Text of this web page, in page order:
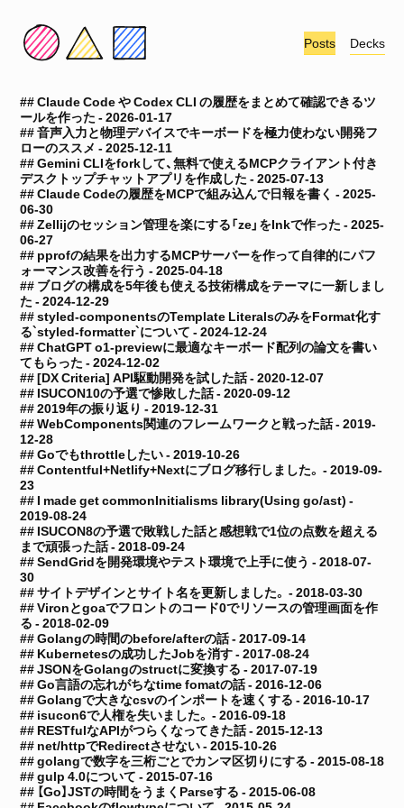
Posts Decks
Claude Code や Codex CLI の履歴をまとめて確認できるツ
ールを作った -2026-01-17
音声入力と物理デバイスでキーボードを極力使わない開発フ
ローのススメ -2025-12-11
Gemini CLIをforkして、無料で使えるMCPクライアント付き
デスクトップチャットアプリを作成した -2025-07-13
Claude Codeの履歴をMCPで組み込んで日報を書く -2025-
06-30
Zellijのセッション管理を楽にする「ze」をInkで作った -2025-
06-27
pprofの結果を出力するMCPサーバーを作って自律的にパフ
ォーマンス改善を行う -2025-04-18
ブログの構成を5年後も使える技術構成をテーマに一新しまし
た -2024-12-29
styled-componentsのTemplate LiteralsのみをFormat化す
る`styled-formatter`について -2024-12-24
ChatGPT o1-previewに最適なキーボード配列の論文を書い
てもらった -2024-12-02
[DX Criteria] API駆動開発を試した話 -2020-12-07
ISUCON10の予選で惨敗した話 -2020-09-12
2019年の振り返り -2019-12-31
WebComponents関連のフレームワークと戦った話 -2019-
12-28
Goでもthrottleしたい -2019-10-26
Contentful+Netlify+Nextにブログ移行しました。 -2019-09-
23
I made get commonInitialisms library(Using go/ast) -
2019-08-24
ISUCON8の予選で敗戦した話と感想戦で1位の点数を超える
まで頑張った話 -2018-09-24
SendGridを開発環境やテスト環境で上手に使う -2018-07-
30
サイトデザインとサイト名を更新しました。 -2018-03-30
Vironとgoaでフロントのコード0でリソースの管理画面を作
る -2018-02-09
Golangの時間のbefore/afterの話 -2017-09-14
Kubernetesの成功したJobを消す -2017-08-24
JSONをGolangのstructに変換する -2017-07-19
Go言語の忘れがちなtime fomatの話 -2016-12-06
Golangで大きなcsvのインポートを速くする -2016-10-17
isucon6で人権を失いました。 -2016-09-18
RESTfulなAPIがつらくなってきた話 -2015-12-13
net/httpでRedirectさせない -2015-10-26
golangで数字を三桁ごとでカンマ区切りにする -2015-08-18
gulp 4.0について -2015-07-16
【Go】JSTの時間をうまくParseする -2015-06-08